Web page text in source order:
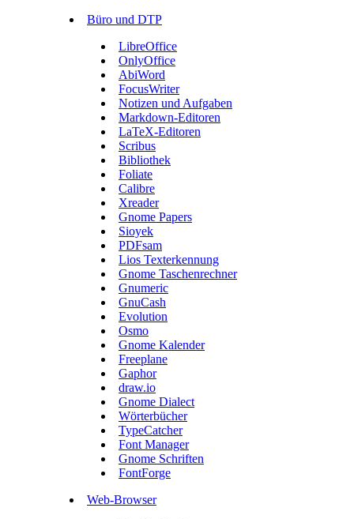
Büro und DTP
LibreOffice
OnlyOffice
AbiWord
FocusWriter
Notizen und Aufgaben
Markdown-Editoren
LaTeX-Editoren
Scribus
Bibliothek
Foliate
Calibre
Xreader
Gnome Papers
Sioyek
PDFsam
Lios Texterkennung
Gnome Taschenrechner
Gnumeric
GnuCash
Evolution
Osmo
Gnome Kalender
Freeplane
Gaphor
draw.io
Gnome Dialect
Wörterbücher
TypeCatcher
Font Manager
Gnome Schriften
FontForge
Web-Browser